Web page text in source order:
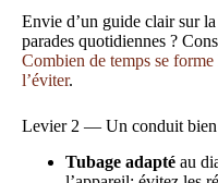
Envie d’un guide clair sur
parades quotidiennes ?
Combien de temps se
l’éviter.
Levier 2 — Un conduit bien
Tubage adapté au